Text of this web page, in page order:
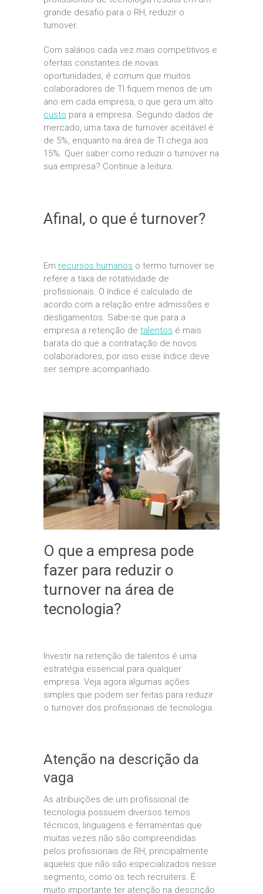
grande desafio para o RH, reduzir o
turnover.
Com salários cada vez mais competitivos e
ofertas constantes de novas
oportunidades, é comum que muitos
colaboradores de TI fiquem menos de um
ano em cada empresa, o que gera um alto
custo para a empresa. Segundo dados de
mercado, uma taxa de turnover aceitável é
de 5%, enquanto na área de TI chega aos
15%. Quer saber como reduzir o turnover na
sua empresa? Continue a leitura.
Afinal, o que é turnover?
Em recursos humanos o termo turnover se
refere a taxa de rotatividade de
profissionais. O índice é calculado de
acordo com a relação entre admissões e
desligamentos. Sabe-se que para a
empresa a retenção de talentos é mais
barata do que a contratação de novos
colaboradores, por isso esse índice deve
ser sempre acompanhado.
O que a empresa pode
fazer para reduzir o
turnover na área de
tecnologia?
Investir na retenção de talentos é uma
estratégia essencial para qualquer
empresa. Veja agora algumas ações
simples que podem ser feitas para reduzir
o turnover dos profissionais de tecnologia.
Atenção na descrição da
vaga
As atribuições de um profissional de
tecnologia possuem diversos temos
técnicos, linguagens e ferramentas que
muitas vezes não são compreendidas
pelos profissionais de RH, principalmente
aqueles que não são especializados nesse
segmento, como os tech recruiters. É
muito importante ter atenção na descrição